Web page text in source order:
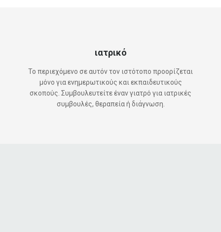
ιατρικό
Το περιεχόμενο σε αυτόν τον ιστότοπο προορίζεται
μόνο για ενημερωτικούς και εκπαιδευτικούς
σκοπούς. Συμβουλευτείτε έναν γιατρό για ιατρικές
συμβουλές, θεραπεία ή διάγνωση.